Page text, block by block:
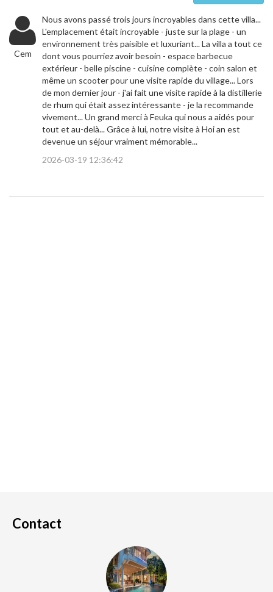
Cem
Nous avons passé trois jours incroyables dans cette villa...
L'emplacement était incroyable - juste sur la plage - un
environnement très paisible et luxuriant... La villa a tout ce
dont vous pourriez avoir besoin - espace barbecue
extérieur - belle piscine - cuisine complète - coin salon et
même un scooter pour une visite rapide du village... Lors
de mon dernier jour - j'ai fait une visite rapide à la distillerie
de rhum qui était assez intéressante - je la recommande
vivement... Un grand merci à Feuka qui nous a aidés pour
tout et au-delà... Grâce à lui, notre visite à Hoi an est
devenue un séjour vraiment mémorable...
2026-03-19 12:36:42
Contact